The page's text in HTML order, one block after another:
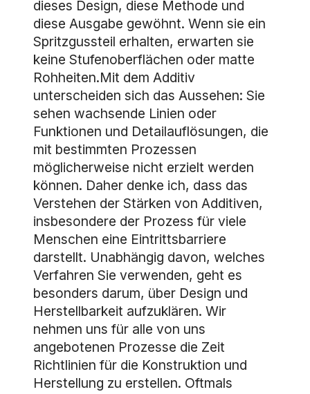
dieses Design, diese Methode und
diese Ausgabe gewöhnt. Wenn sie ein
Spritzgussteil erhalten, erwarten sie
keine Stufenoberflächen oder matte
Rohheiten.Mit dem Additiv
unterscheiden sich das Aussehen: Sie
sehen wachsende Linien oder
Funktionen und Detailauflösungen, die
mit bestimmten Prozessen
möglicherweise nicht erzielt werden
können. Daher denke ich, dass das
Verstehen der Stärken von Additiven,
insbesondere der Prozess für viele
Menschen eine Eintrittsbarriere
darstellt. Unabhängig davon, welches
Verfahren Sie verwenden, geht es
besonders darum, über Design und
Herstellbarkeit aufzuklären. Wir
nehmen uns für alle von uns
angebotenen Prozesse die Zeit
Richtlinien für die Konstruktion und
Herstellung zu erstellen. Oftmals